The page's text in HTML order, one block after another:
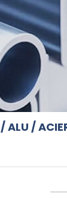
ALU /